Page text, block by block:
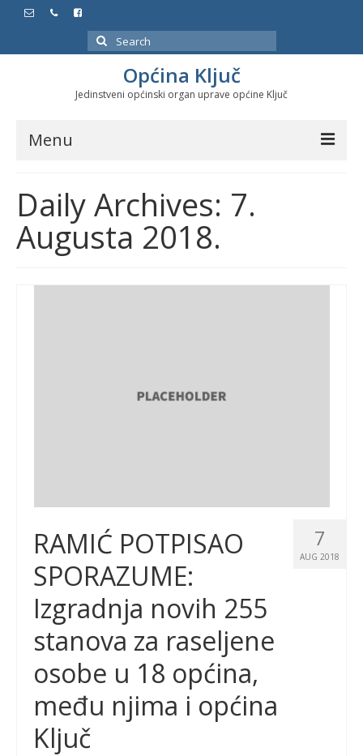
Search
for:
Općina Ključ
Jedinstveni općinski organ uprave općine Ključ
Menu
Službeni glasnici
Javne nabavke
Značajni datumi i manifestacije
Daily Archives: 7.
Augusta 2018.
7
AUG 2018
RAMIĆ POTPISAO
SPORAZUME:
Izgradnja novih 255
stanova za raseljene
osobe u 18 općina,
među njima i općina
Ključ